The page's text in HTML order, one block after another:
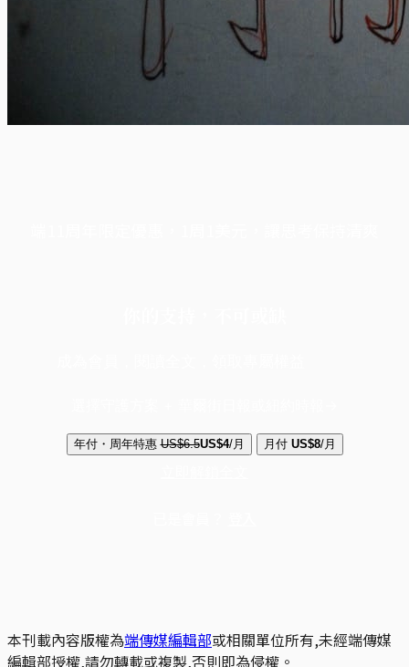
年付・周年特惠 US$6.5US$4/月 月付 US$8/月
本刊載內容版權為端傳媒編輯部或相關單位所有,未經端傳媒
編輯部授權,請勿轉載或複製,否則即為侵權。